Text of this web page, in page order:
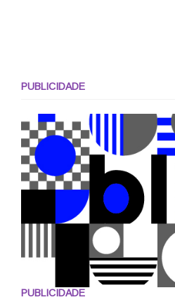
PUBLICIDADE
PUBLICIDADE